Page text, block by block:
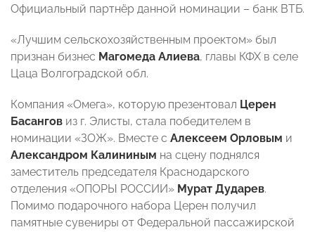
Официальный партнёр данной номинации – банк ВТБ.
«Лучшим сельскохозяйственным проектом» был
признан бизнес Магомеда Алиева, главы КФХ в селе
Цаца Волгоградской обл.
Компания «Омега», которую презентовал Церен
Басангов из г. Элисты, стала победителем в
номинации «ЗОЖ». Вместе с Алексеем Орловым и
Александром Калининым на сцену поднялся
заместитель председателя Краснодарского
отделения «ОПОРЫ РОССИИ» Мурат Дударев.
Помимо подарочного набора Церен получил
памятные сувениры от Федеральной пассажирской